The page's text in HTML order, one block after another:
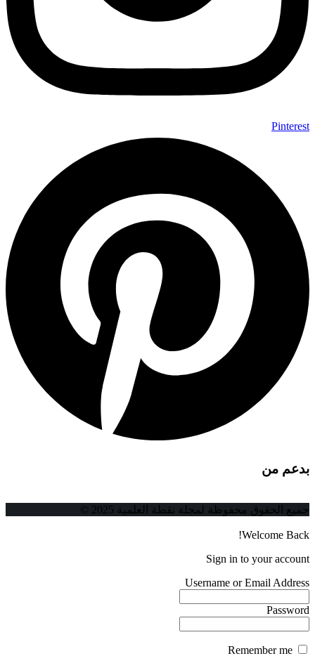
Pinterest
بدعم من
جميع الحقوق محفوظة لمجلة نقطة العلمية 2025 ©
Welcome Back!
Sign in to your account
Username or Email Address
Password